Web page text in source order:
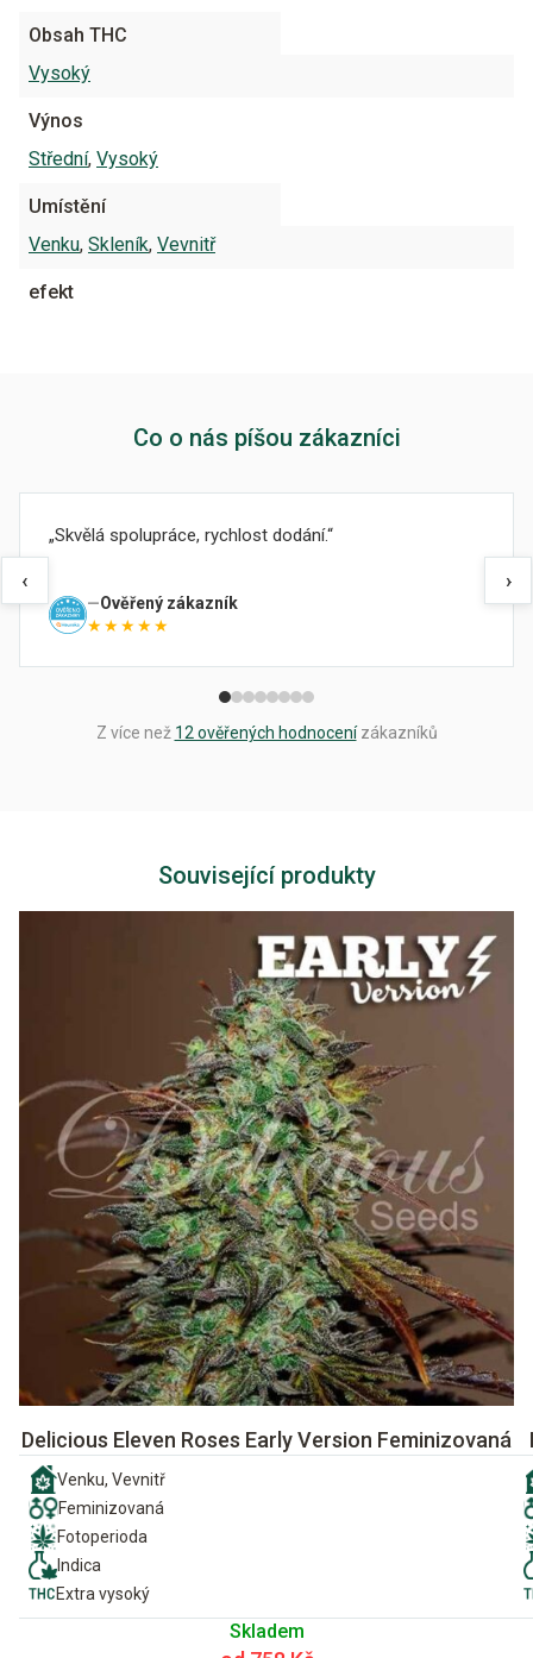
Obsah THC
Vysoký
Výnos
Střední, Vysoký
Umístění
Venku, Skleník, Vevnitř
efekt
Co o nás píšou zákazníci
‹
Skvělá spolupráce, rychlost dodání.
Ověřený zákazník
★★★★★
›
Z více než 12 ověřených hodnocenízákazníků
Související produkty
Delicious Eleven Roses Early Version Feminizovaná
Venku, Vevnitř
Feminizovaná
Fotoperioda
Indica
Extra vysoký
Skladem